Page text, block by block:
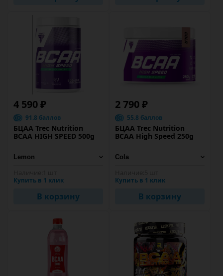
4 590 ₽
91.8 баллов
БЦАА Trec Nutrition
BCAA HIGH SPEED 500g
Купить в 1 клик
В корзину
2 790 ₽
55.8 баллов
БЦАА Trec Nutrition
BCAA High Speed 250g
Купить в 1 клик
В корзину